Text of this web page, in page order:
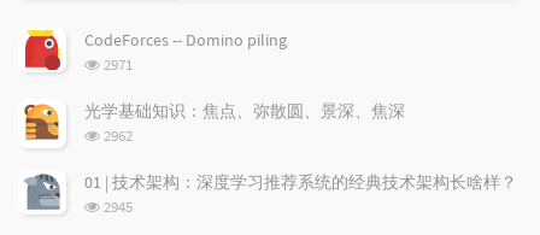
p
u
a
r
r
t
e
t
m
t
CodeForces -- Domino piling
浏
次
数:
2971
光学基础知识：焦点、弥散圆、景深、焦深
浏
次
数:
2962
01 | 技术架构：深度学习推荐系统的经典技术架构长啥样？
浏
2945